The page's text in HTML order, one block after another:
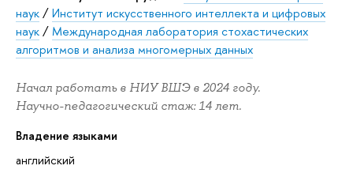
наук/Институт искусственного интеллекта и цифровых
наук/Международная лаборатория стохастических
алгоритмов и анализа многомерных данных
Начал работать в НИУ ВШЭ в 2024 году.
Научно-педагогический стаж: 14 лет.
Владение языками
английский